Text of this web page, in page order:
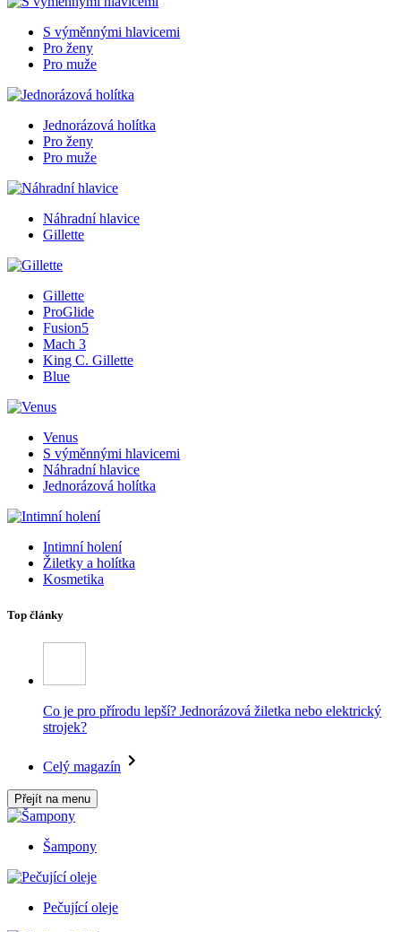
S výměnnými hlavicemi
Pro ženy
Pro muže
Jednorázová holítka
Pro ženy
Pro muže
Náhradní hlavice
Gillette
Gillette
ProGlide
Fusion5
Mach 3
King C. Gillette
Blue
Venus
S výměnnými hlavicemi
Náhradní hlavice
Jednorázová holítka
Intimní holení
Žiletky a holítka
Kosmetika
Top články
Co je pro přírodu lepší? Jednorázová žiletka nebo elektrický
strojek?
Celý magazín
Přejít na menu
Šampony
Pečující oleje